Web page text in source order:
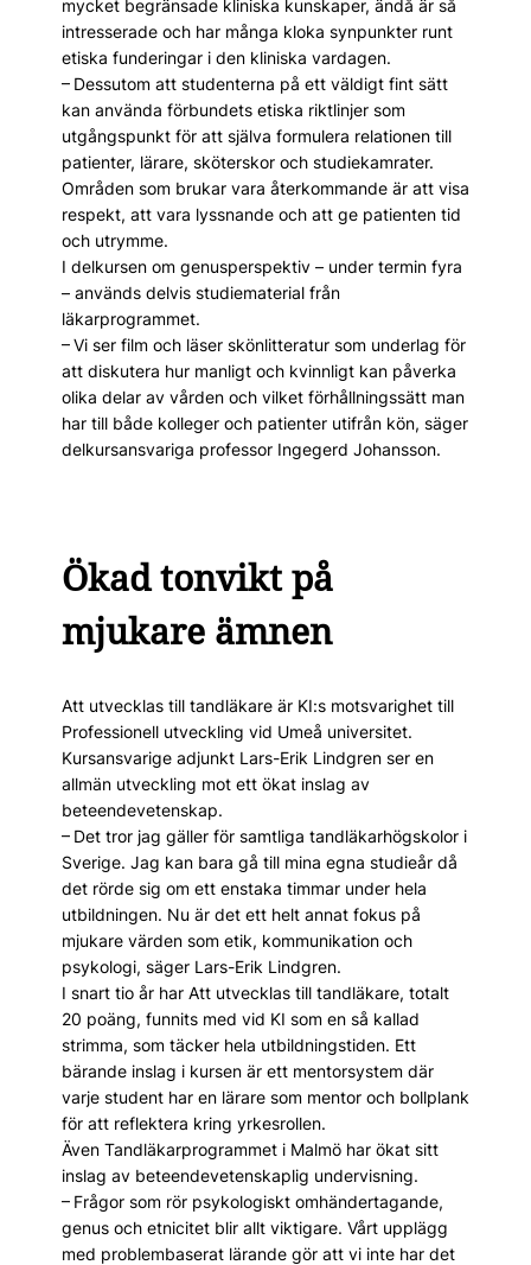
mycket begränsade kliniska kunskaper, ändå är så
intresserade och har många kloka synpunkter runt
etiska funderingar i den kliniska vardagen.
– Dessutom att studenterna på ett väldigt fint sätt
kan använda förbundets etiska riktlinjer som
utgångspunkt för att själva formulera relationen till
patienter, lärare, sköterskor och studiekamrater.
Områden som brukar vara återkommande är att visa
respekt, att vara lyssnande och att ge patienten tid
och utrymme.
I delkursen om genusperspektiv – under termin fyra
– används delvis studiematerial från
läkarprogrammet.
– Vi ser film och läser skönlitteratur som underlag för
att diskutera hur manligt och kvinnligt kan påverka
olika delar av vården och vilket förhållningssätt man
har till både kolleger och patienter utifrån kön, säger
delkursansvariga professor Ingegerd Johansson.
Ökad tonvikt på
mjukare ämnen
Att utvecklas till tandläkare är KI:s motsvarighet till
Professionell utveckling vid Umeå universitet.
Kursansvarige adjunkt Lars-Erik Lindgren ser en
allmän utveckling mot ett ökat inslag av
beteendevetenskap.
– Det tror jag gäller för samtliga tandläkarhögskolor i
Sverige. Jag kan bara gå till mina egna studieår då
det rörde sig om ett enstaka timmar under hela
utbildningen. Nu är det ett helt annat fokus på
mjukare värden som etik, kommunikation och
psykologi, säger Lars-Erik Lindgren.
I snart tio år har Att utvecklas till tandläkare, totalt
20 poäng, funnits med vid KI som en så kallad
strimma, som täcker hela utbildningstiden. Ett
bärande inslag i kursen är ett mentorsystem där
varje student har en lärare som mentor och bollplank
för att reflektera kring yrkesrollen.
Även Tandläkarprogrammet i Malmö har ökat sitt
inslag av beteendevetenskaplig undervisning.
– Frågor som rör psykologiskt omhändertagande,
genus och etnicitet blir allt viktigare. Vårt upplägg
med problembaserat lärande gör att vi inte har det